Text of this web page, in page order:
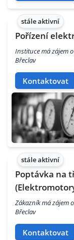
stále aktivní
Pořízení
Instituce má zájem
Břeclav
Kontaktovat
stále aktivní
Poptávka na
Zákazník má zájem
Břeclav
Kontaktovat